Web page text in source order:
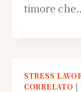
timore
STRESS
CORRELATO |